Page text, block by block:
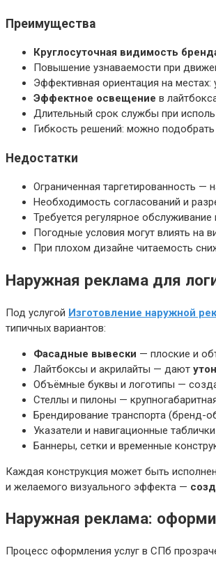
Преимущества
Круглосуточная видимость
Повышение узнаваемости при
Эффективная ориентация на
Эффектное освещение в
Длительный срок службы при
Гибкость решений: можно
Недостатки
Ограниченная таргетированность
Необходимость согласований и
Требуется регулярное
Погодные условия могут влиять
При плохом дизайне читаемость
Наружная реклама для
Под услугой Изготовление наружной
типичных вариантов:
Фасадные вывески — плоские и
Лайтбоксы и акрилайты — дают
Объёмные буквы и логотипы —
Стеллы и пилоны —
Брендирование транспорта (бренд-
Указатели и навигационные
Баннеры, сетки и временные
Каждая конструкция может быть
и желаемого визуального эффекта —
Наружная реклама:
Процесс оформления услуг в СПб